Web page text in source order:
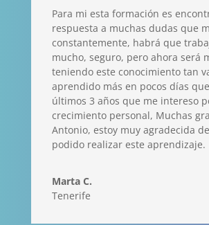
Para mi esta formación es
respuesta a muchas dudas que
constantemente, habrá que
mucho, seguro, pero ahora será
teniendo este conocimiento tan
aprendido más en pocos días
últimos 3 años que me intereso
crecimiento personal, Muchas
Antonio, estoy muy agradecida
podido realizar este aprendizaje.
Marta C.
Tenerife